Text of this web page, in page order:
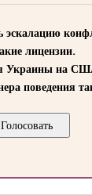
эскалацию
лицензии.
Украины на
поведения